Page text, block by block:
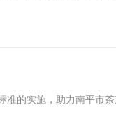
的实施，助力南平市